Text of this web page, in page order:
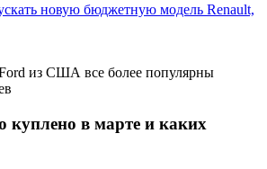
новую бюджетную модель Renault,
из США все более популярны
куплено в марте и каких